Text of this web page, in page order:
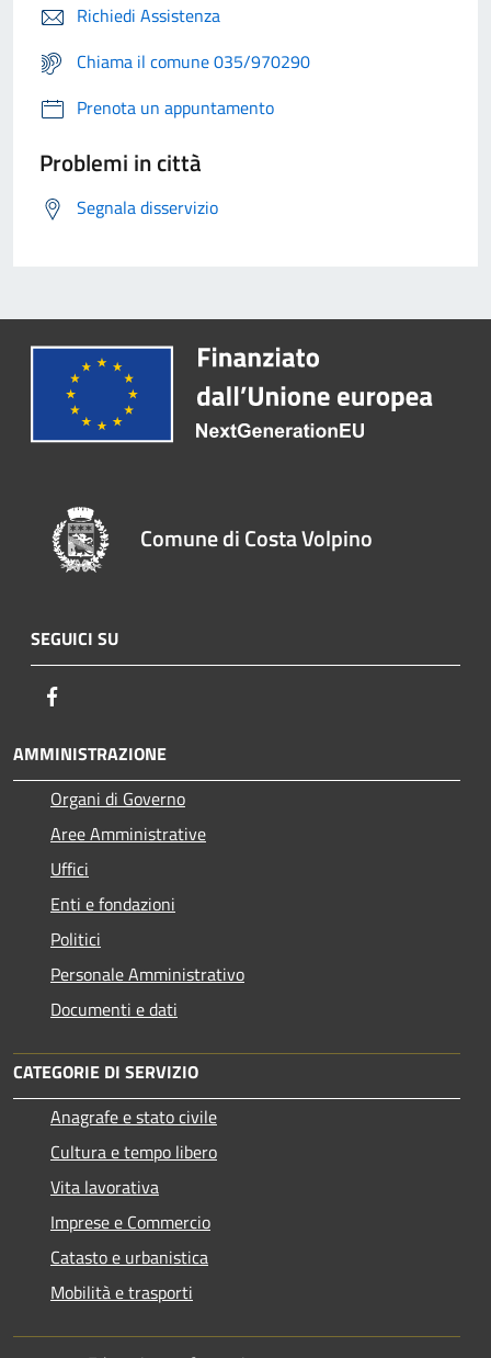
Richiedi Assistenza
Chiama il comune 035/970290
Prenota un appuntamento
Problemi in città
Segnala disservizio
Comune di Costa Volpino
SEGUICI SU
AMMINISTRAZIONE
Organi di Governo
Aree Amministrative
Uffici
Enti e fondazioni
Politici
Personale Amministrativo
Documenti e dati
CATEGORIE DI SERVIZIO
Anagrafe e stato civile
Cultura e tempo libero
Vita lavorativa
Imprese e Commercio
Catasto e urbanistica
Mobilità e trasporti